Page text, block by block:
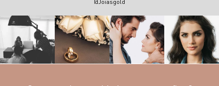
@Joiasgold